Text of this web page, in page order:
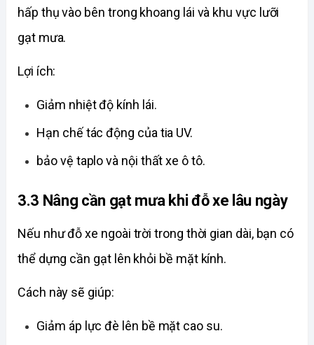
hấp thụ vào bên trong khoang lái và khu vực lưỡi
gạt mưa.
Lợi ích:
Giảm nhiệt độ kính lái.
Hạn chế tác động của tia UV.
bảo vệ taplo và nội thất xe ô tô.
3.3 Nâng cần gạt mưa khi đỗ xe lâu ngày
Nếu như đỗ xe ngoài trời trong thời gian dài, bạn có
thể dựng cần gạt lên khỏi bề mặt kính.
Cách này sẽ giúp:
Giảm áp lực đè lên bề mặt cao su.